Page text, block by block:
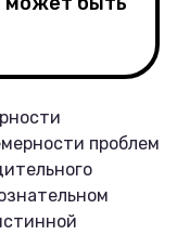
проблем